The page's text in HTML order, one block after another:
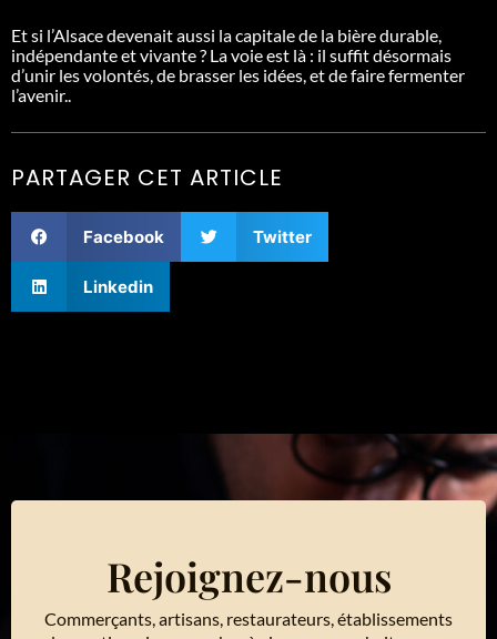
Et si l’Alsace devenait aussi la capitale de la bière durable,
indépendante et vivante ? La voie est là : il suffit désormais
d’unir les volontés, de brasser les idées, et de faire fermenter
l’avenir..
PARTAGER CET ARTICLE
Facebook Twitter
Linkedin
Rejoignez-nous
Commerçants, artisans, restaurateurs, établissements